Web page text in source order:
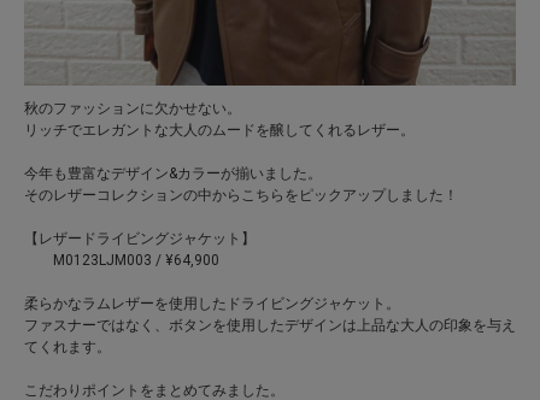
秋のファッションに欠かせない。
リッチでエレガントな大人のムードを醸してくれるレザー。
今年も豊富なデザイン&カラーが揃いました。
そのレザーコレクションの中からこちらをピックアップしました！
【レザードライビングジャケット】
M0123LJM003 / ¥64,900
柔らかなラムレザーを使用したドライビングジャケット。
ファスナーではなく、ボタンを使用したデザインは上品な大人の印象を与え
てくれます。
こだわりポイントをまとめてみました。